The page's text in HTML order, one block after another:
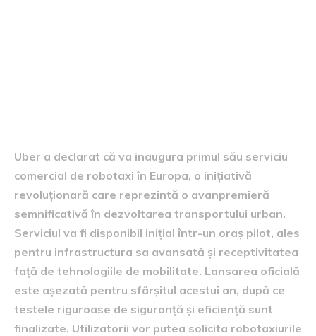
Uber a declarat că va inaugura primul său serviciu
comercial de robotaxi în Europa, o inițiativă
revoluționară care reprezintă o avanpremieră
semnificativă în dezvoltarea transportului urban.
Serviciul va fi disponibil inițial într-un oraș pilot, ales
pentru infrastructura sa avansată și receptivitatea
față de tehnologiile de mobilitate. Lansarea oficială
este așezată pentru sfârșitul acestui an, după ce
testele riguroase de siguranță și eficiență sunt
finalizate. Utilizatorii vor putea solicita robotaxiurile